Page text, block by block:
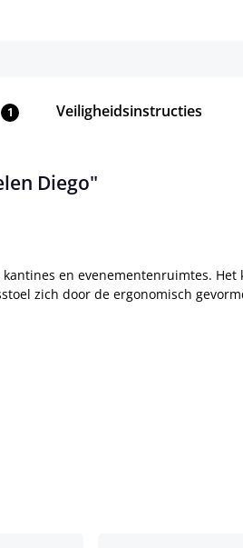
1 Veiligheidsinstructies
Diego"
en evenementenruimtes.
zich door de ergonomisch